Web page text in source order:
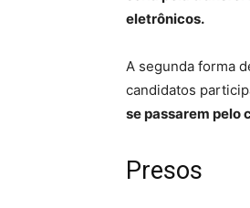
eletrônicos.
A segunda forma
candidatos
se passarem pelo
Presos